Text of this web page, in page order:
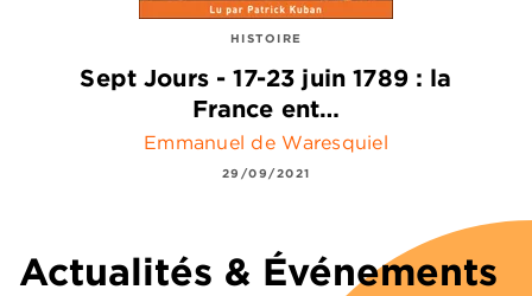
HISTOIRE
Sept Jours - 17-23 juin 1789 : la
France ent…
Emmanuel de Waresquiel
29/09/2021
Actualités & Événements